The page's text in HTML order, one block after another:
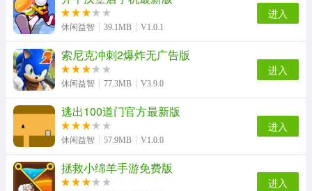
休闲益智 39.1MB V1.0.1
进入
索尼克冲刺2爆炸无广告版
休闲益智 77.3MB V3.9.0
进入
逃出100道门官方最新版
休闲益智 57.9MB V1.0.0
进入
拯救小绵羊手游免费版
进入